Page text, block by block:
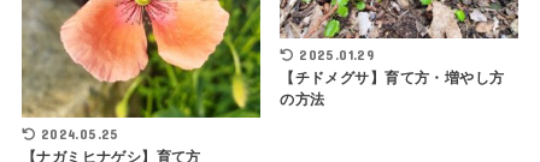
2024.05.25
【ナガミヒナゲシ】育て方
2025.01.29
【チドメグサ】育て方・増やし方
の方法